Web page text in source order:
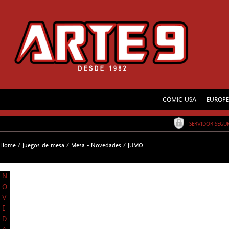
CÓMIC USA
SERVIDOR
Home / Juegos de mesa / Mesa - Novedades / JUMO
N
O
V
E
D